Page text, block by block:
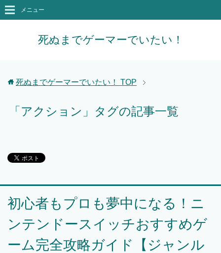
死ぬまでゲーマーでいたい！
メニュー
死ぬまでゲーマーでいたい！ TOP
「アクション」タグの記事一覧
初心者もプロも夢中になる！ニ
ンテンドースイッチおすすめゲ
ーム完全攻略ガイド【ジャンル